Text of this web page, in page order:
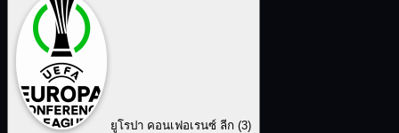
ยูโรปา คอนเฟอเรนซ์ ลีก (3)